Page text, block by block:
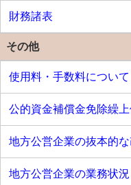
財務諸表
その他
使用料・手数料について
公的資金補償金免除繰
地方公営企業の抜本的
地方公営企業の業務状況